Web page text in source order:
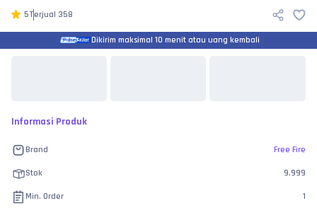
5Terjual 358
Dikirim maksimal 10 menit atau uang kembali
Informasi Produk
Brand Free Fire
Stok 9.999
Min. Order 1